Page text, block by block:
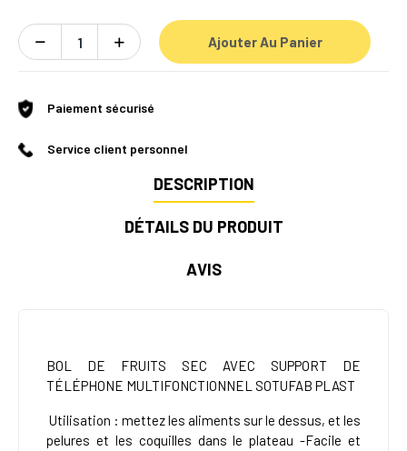
Ajouter Au Panier
Paiement sécurisé
Service client personnel
DESCRIPTION
DÉTAILS DU PRODUIT
AVIS
BOL DE FRUITS SEC AVEC SUPPORT DE
TÉLÉPHONE MULTIFONCTIONNEL SOTUFAB PLAST
Utilisation : mettez les aliments sur le dessus, et les
pelures et les coquilles dans le plateau -Facile et